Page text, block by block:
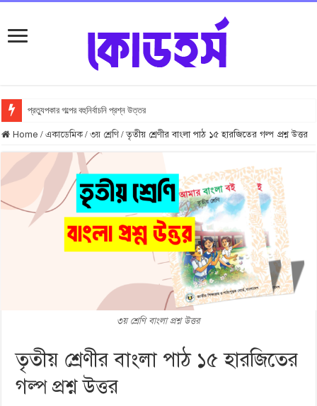
প্রত্যুপকার গল্পের বহুনির্বাচনি প্রশ্ন উত্তর
Top 10 Local Fashion Brands in Bangladesh : Specially for Ladies
Home / একাডেমিক/ ৩য় শ্রেণি / তৃতীয় শ্রেণীর বাংলা পাঠ ১৫ হারজিতের গল্প প্রশ্ন উত্তর
৩য় শ্রেণি বাংলা প্রশ্ন উত্তর
তৃতীয় শ্রেণীর বাংলা পাঠ ১৫ হারজিতের
গল্প প্রশ্ন উত্তর